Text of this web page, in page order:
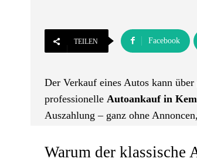
TEILEN Facebook
Der Verkauf eines Autos kann
professionelle Autoankauf in
Auszahlung – ganz ohne
Warum der